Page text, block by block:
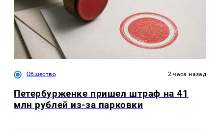
Общество 2 часа назад
Петербурженке пришел штраф на 41
млн рублей из-за парковки